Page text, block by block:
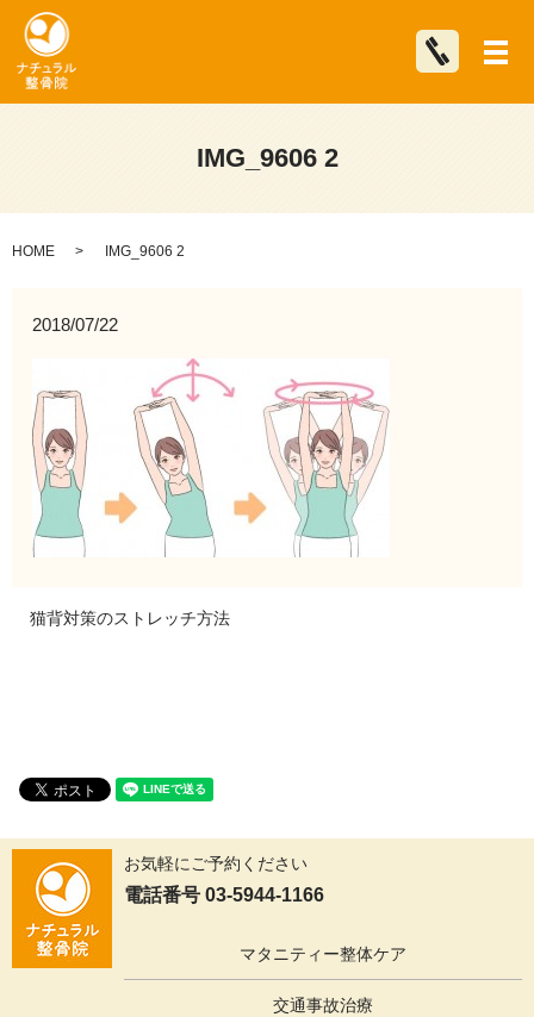
メ
IMG_9606 2
HOME IMG_9606 2
2018/07/22
猫背対策のストレッチ方法
お気軽にご予約ください
電話番号 03-5944-1166
マタニティー整体ケア
交通事故治療